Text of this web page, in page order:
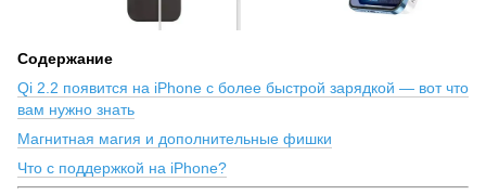
Содержание
Qi 2.2 появится на iPhone с более быстрой зарядкой — вот что
вам нужно знать
Магнитная магия и дополнительные фишки
Что с поддержкой на iPhone?